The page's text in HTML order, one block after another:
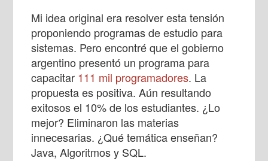
Mi idea original era resolver esta tensión
proponiendo programas de estudio para
sistemas. Pero encontré que el gobierno
argentino presentó un programa para
capacitar 111 mil programadores. La
propuesta es positiva. Aún resultando
exitosos el 10% de los estudiantes. ¿Lo
mejor? Eliminaron las materias
innecesarias. ¿Qué temática enseñan?
Java, Algoritmos y SQL.